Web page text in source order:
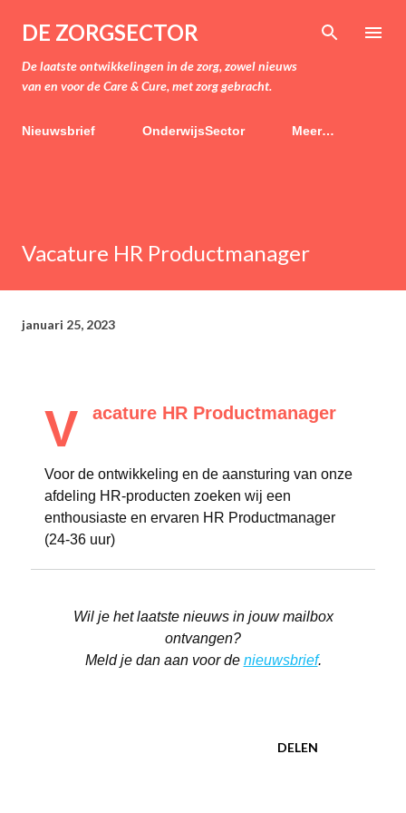
Doorgaan naar hoofdcontent
DE ZORGSECTOR
De laatste ontwikkelingen in de zorg, zowel nieuws
van en voor de Care & Cure, met zorg gebracht.
Nieuwsbrief OnderwijsSector Meer…
Vacature HR Productmanager
januari 25, 2023
V acature HR Productmanager
Voor de ontwikkeling en de aansturing van onze
afdeling HR-producten zoeken wij een
enthousiaste en ervaren HR Productmanager
(24-36 uur)
Wil je het laatste nieuws in jouw mailbox
ontvangen?
Meld je dan aan voor de nieuwsbrief.
DELEN